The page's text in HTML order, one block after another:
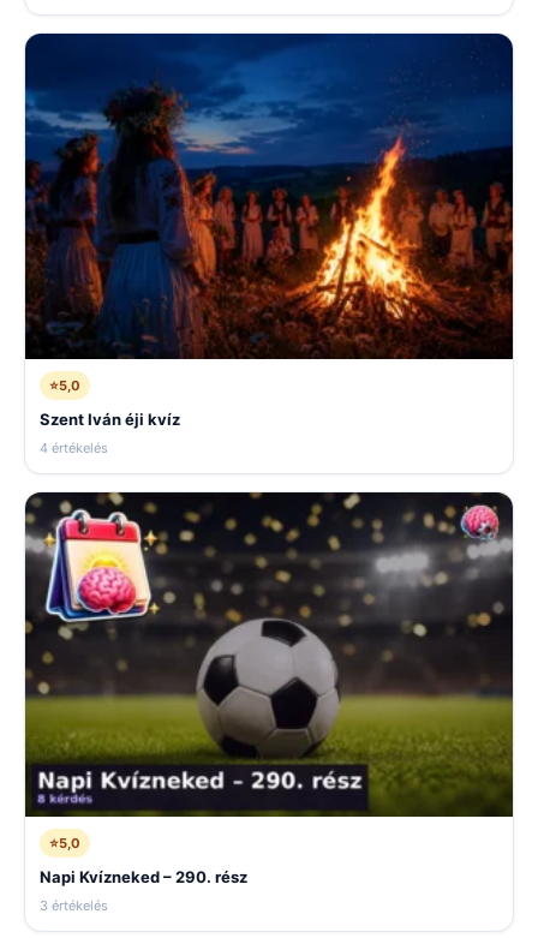
⭐5,0
Szent Iván éji kvíz
4 értékelés
⭐5,0
Napi Kvízneked – 290. rész
3 értékelés